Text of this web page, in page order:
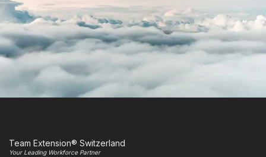
Team Extension® Switzerland
Your Leading Workforce Partner